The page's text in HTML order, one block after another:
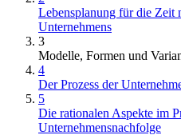
Lebensplanung für die Zeit
Unternehmens
3
Modelle, Formen und
4
Der Prozess der
5
Die rationalen Aspekte im
Unternehmensnachfolge